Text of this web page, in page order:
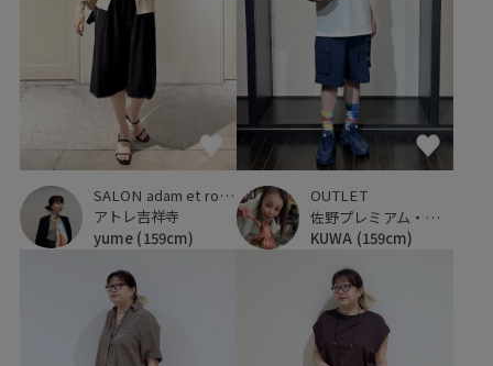
SALON adam et ropé
アトレ吉祥寺
yume (159cm)
OUTLET
佐野プレミアム・アウトレット
KUWA (159cm)